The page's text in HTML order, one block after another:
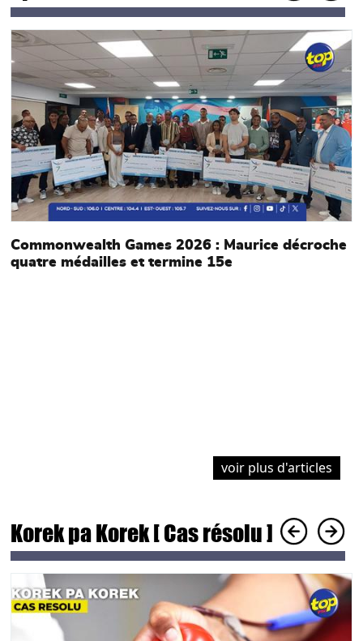
Main picture
Commonwealth Games 2026 : Maurice décroche
quatre médailles et termine 15e
voir plus d'articles
Korek pa Korek [ Cas résolu ]
Main picture